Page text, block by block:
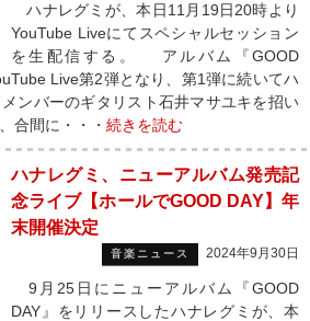
ハナレグミが、本日11月19日20時より
YouTube Liveにてスペシャルセッション
を生配信する。 アルバム『GOOD
Live第2弾となり、第1弾に続いてハ
ンバーのギタリスト石井マサユキを招い
合間に・・・ 続きを読む
ハナレグミ、ニューアルバム発売記
念ライブ【ホールでGOOD DAY】年
末開催決定
音楽ニュース 2024年9月30日
9月25日にニューアルバム『GOOD
DAY』をリリースしたハナレグミが、本